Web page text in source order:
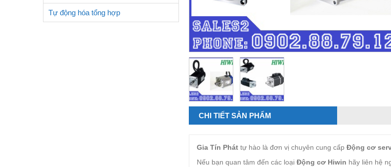
Tự động hóa tổng hợp
CHI TIẾT SẢN PHẨM
Gia Tín Phát tự hào là đơn vị chuyên cung cấp Động cơ
Nếu bạn quan tâm đến các loại Động cơ Hiwin hãy liên hệ